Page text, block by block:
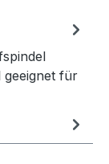
geeignet für